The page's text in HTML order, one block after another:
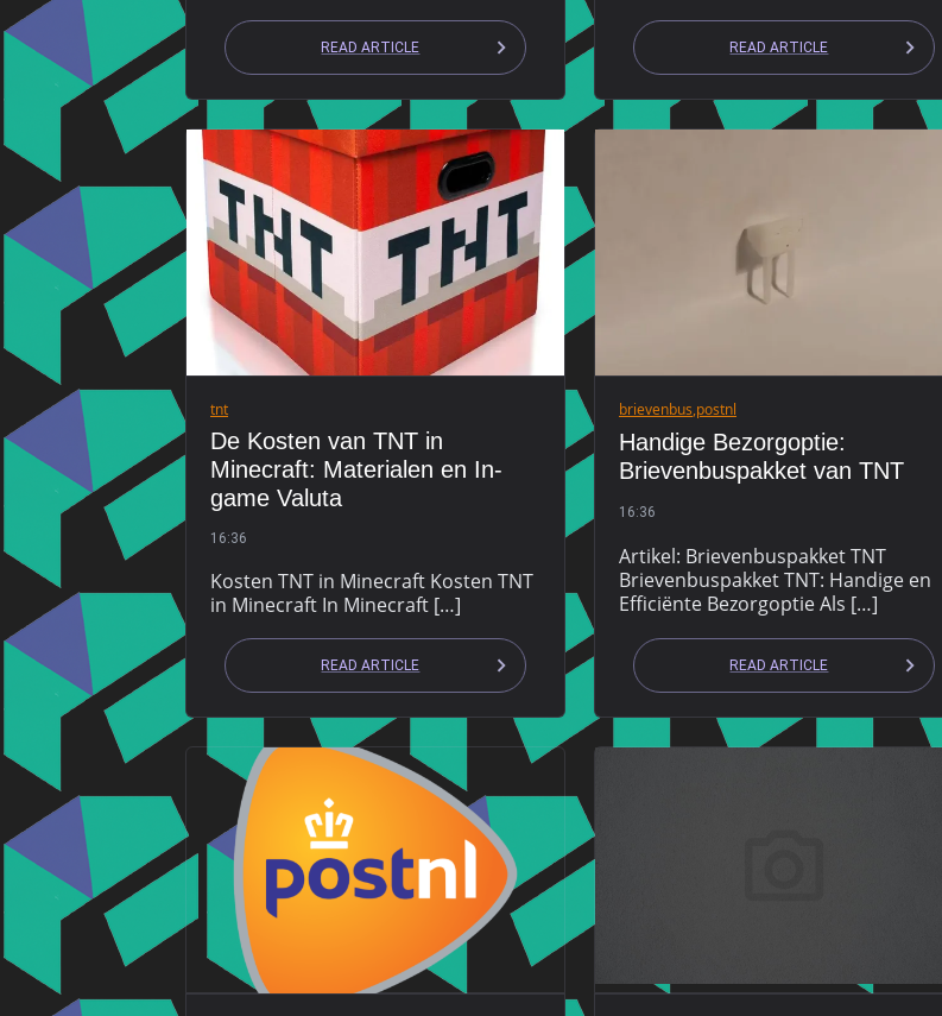
READ ARTICLE READ ARTICLE
tnt
De Kosten van TNT in
Minecraft: Materialen en In-
game Valuta
16:36
Kosten TNT in Minecraft Kosten TNT
in Minecraft In Minecraft […]
READ ARTICLE
brievenbus,postnl
Handige Bezorgoptie:
Brievenbuspakket van TNT
16:36
Artikel: Brievenbuspakket TNT
Brievenbuspakket TNT: Handige en
Efficiënte Bezorgoptie Als […]
READ ARTICLE